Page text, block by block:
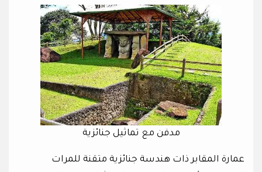
مدفن مع تماثيل جنائزية
عمارة المقابر ذات هندسة جنائزية متقنة للمرات